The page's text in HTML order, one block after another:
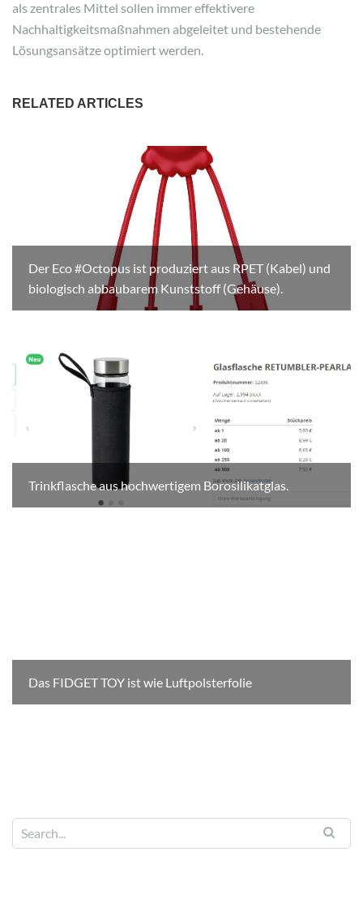
als zentrales Mittel sollen immer effektivere
Nachhaltigkeitsmaßnahmen abgeleitet und bestehende
Lösungsansätze optimiert werden.
RELATED ARTICLES
Der Eco #Octopus ist produziert aus RPET (Kabel) und
biologisch abbaubarem Kunststoff (Gehäuse).
Trinkflasche aus hochwertigem Borosilikatglas.
Das FIDGET TOY ist wie Luftpolsterfolie